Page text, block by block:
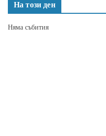
На този ден
Няма събития